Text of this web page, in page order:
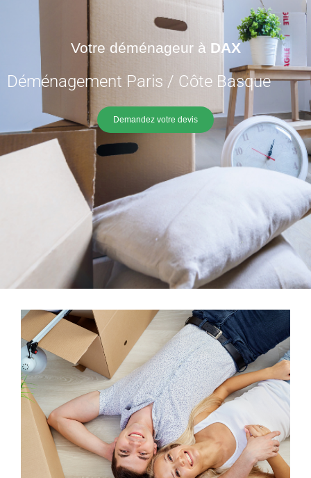
Votre déménageur à DAX
Déménagement Paris / Côte Basque
Demandez votre devis